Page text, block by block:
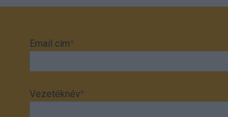
Email cím*
Vezetéknév*